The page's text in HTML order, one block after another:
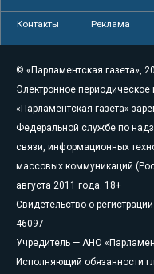
Контакты Реклама
© «Парламентская газета»,
Электронное периодическое
«Парламентская газета»
Федеральной службе по
связи, информационных
массовых коммуникаций
августа 2011 года. 18+
Свидетельство о
46097
Учредитель — АНО
Исполняющий обязанности